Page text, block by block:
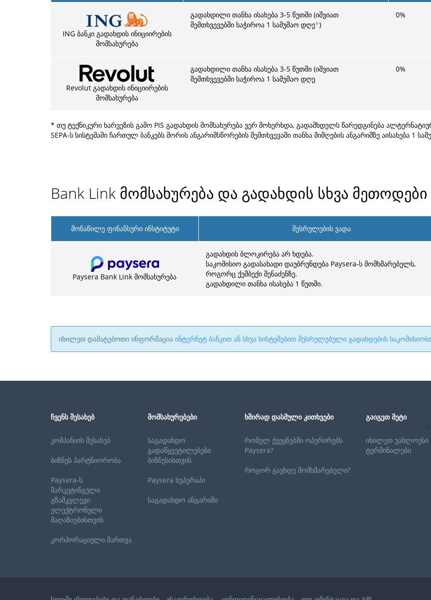
ING ბანკი გადახდის ინიციირების
მომსახურება
გადახდილი თანხა ისახება 3-5 წუთში (იშვიათ
შემთხვევებში საჭიროა 1 სამუშაო დღე*)
0%
Revolut გადახდის ინიციირების
მომსახურება
გადახდილი თანხა ისახება 3-5 წუთში (იშვიათ
შემთხვევებში საჭიროა 1 სამუშაო დღე
0%
* თუ ტექნიკური ხარვეზის გამო PIS გადახდის მომსახურება ვერ მოხერხდა, გადამხდელს წარედგინება
SEPA-ს სისტემაში ჩართულ ბანკებს შორის ანგარიშსწორების შემთხვევაში თანხა მიმღების ანგარიშზე აისახება 1
Bank Link მომსახურება და გადახდის სხვა მეთოდები
მონაწილე ფინანსური ინსტიტუტი შესრულების ვადა
Paysera Bank Link მომსახურება
გადახდის ბლოკირება არ ხდება.
საკომისიო გადასახადი დაუბრუნდება Paysera-ს მომხმარებელს,
როგორც ქეშბექი შენაძენზე.
გადახდილი თანხა ისახება 1 წუთში.
იხილეთ დამატებოთი ინფორმაცია ინტერნეტ ბანკით ან სხვა სისტემებით შესრულებული გადახდების
ᲩᲕᲔᲜᲡ ᲨᲔᲡᲐᲮᲔᲑ
კომპანიის შესახებ
ბიზნეს პარტნიორობა
Paysera-ს
მარკეტინგული
გზამკვლევი
ელექტრონული
მაღაზიებისთვის
კორპორაციული მართვა
ᲛᲝᲛᲡᲐᲮᲣᲠᲔᲑᲔᲑᲘ
საგადახდო
გადაწყვეტილებები
ბიზნესისთვის
Paysera სუპერაპი
საგადახდო ანგარიში
ᲮᲨᲘᲠᲐᲓ ᲓᲐᲡᲛᲣᲚᲘ ᲙᲘᲗᲮᲕᲔᲑᲘ
რომელ ქვეყნებში ოპერირებს
Paysera?
როგორ გავხდე მომხმარებელი?
ᲒᲐᲘᲒᲔᲗ ᲛᲔᲢᲘ
იხილეთ უახლოესი
ტერმინალები